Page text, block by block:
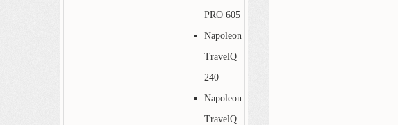
PRO 605
Napoleon
TravelQ
240
Napoleon
TravelQ